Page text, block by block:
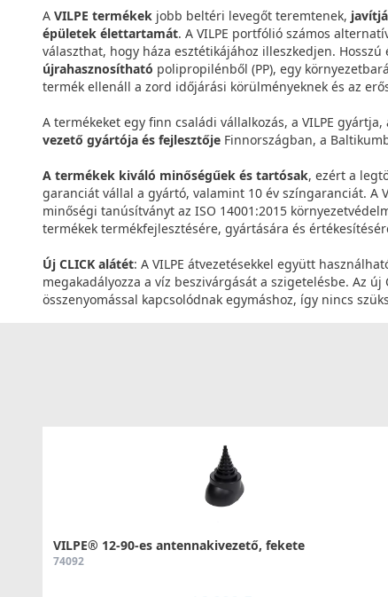
A VILPE termékek jobb beltéri levegőt teremtenek,
épületek élettartamát. A VILPE portfólió számos
választhat, hogy háza esztétikájához illeszkedjen.
újrahasznosítható polipropilénből (PP), egy
termék ellenáll a zord időjárási körülményeknek és az
A termékeket egy finn családi vállalkozás, a VILPE
vezető gyártója és fejlesztője Finnországban, a
A termékek kiváló minőségűek és tartósak, ezért a
garanciát vállal a gyártó, valamint 10 év színgaranciát. A
minőségi tanúsítványt az ISO 14001:2015
termékek termékfejlesztésére, gyártására és
Új CLICK alátét: A VILPE átvezetésekkel együtt
megakadályozza a víz beszivárgását a szigetelésbe. Az
összenyomással kapcsolódnak egymáshoz, így nincs
VILPE® 12-90-es antennakivezető, fekete
74092